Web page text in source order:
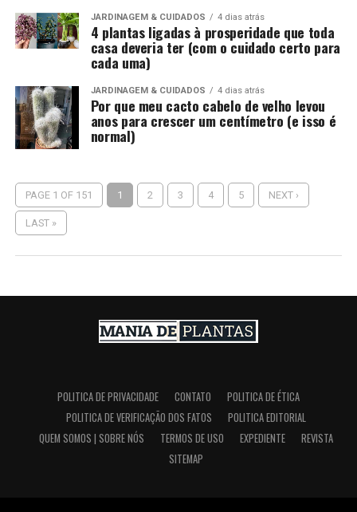
JARDINAGEM & CUIDADOS 4 dias atrás
4 plantas ligadas à prosperidade que toda
casa deveria ter (com o cuidado certo para
cada uma)
JARDINAGEM & CUIDADOS 4 dias atrás
Por que meu cacto cabelo de velho levou
anos para crescer um centímetro (e isso é
normal)
PAGE 1 OF 151 1 2 3 4 5 NEXT ›
LAST »
POLITICA DE PRIVACIDADE CONTATO
POLITICA DE ÉTICA
POLITICA DE VERIFICAÇÃO DOS FATOS
POLITICA EDITORIAL
QUEM SOMOS | SOBRE NÓS
TERMOS DE USO EXPEDIENTE
REVISTA
SITEMAP